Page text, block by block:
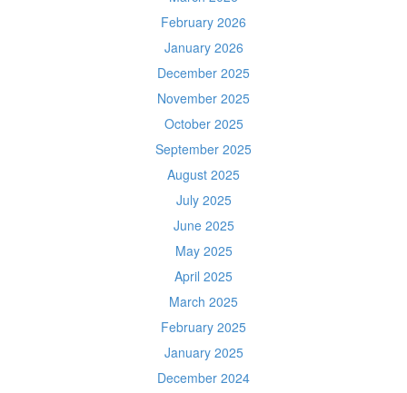
February 2026
January 2026
December 2025
November 2025
October 2025
September 2025
August 2025
July 2025
June 2025
May 2025
April 2025
March 2025
February 2025
January 2025
December 2024